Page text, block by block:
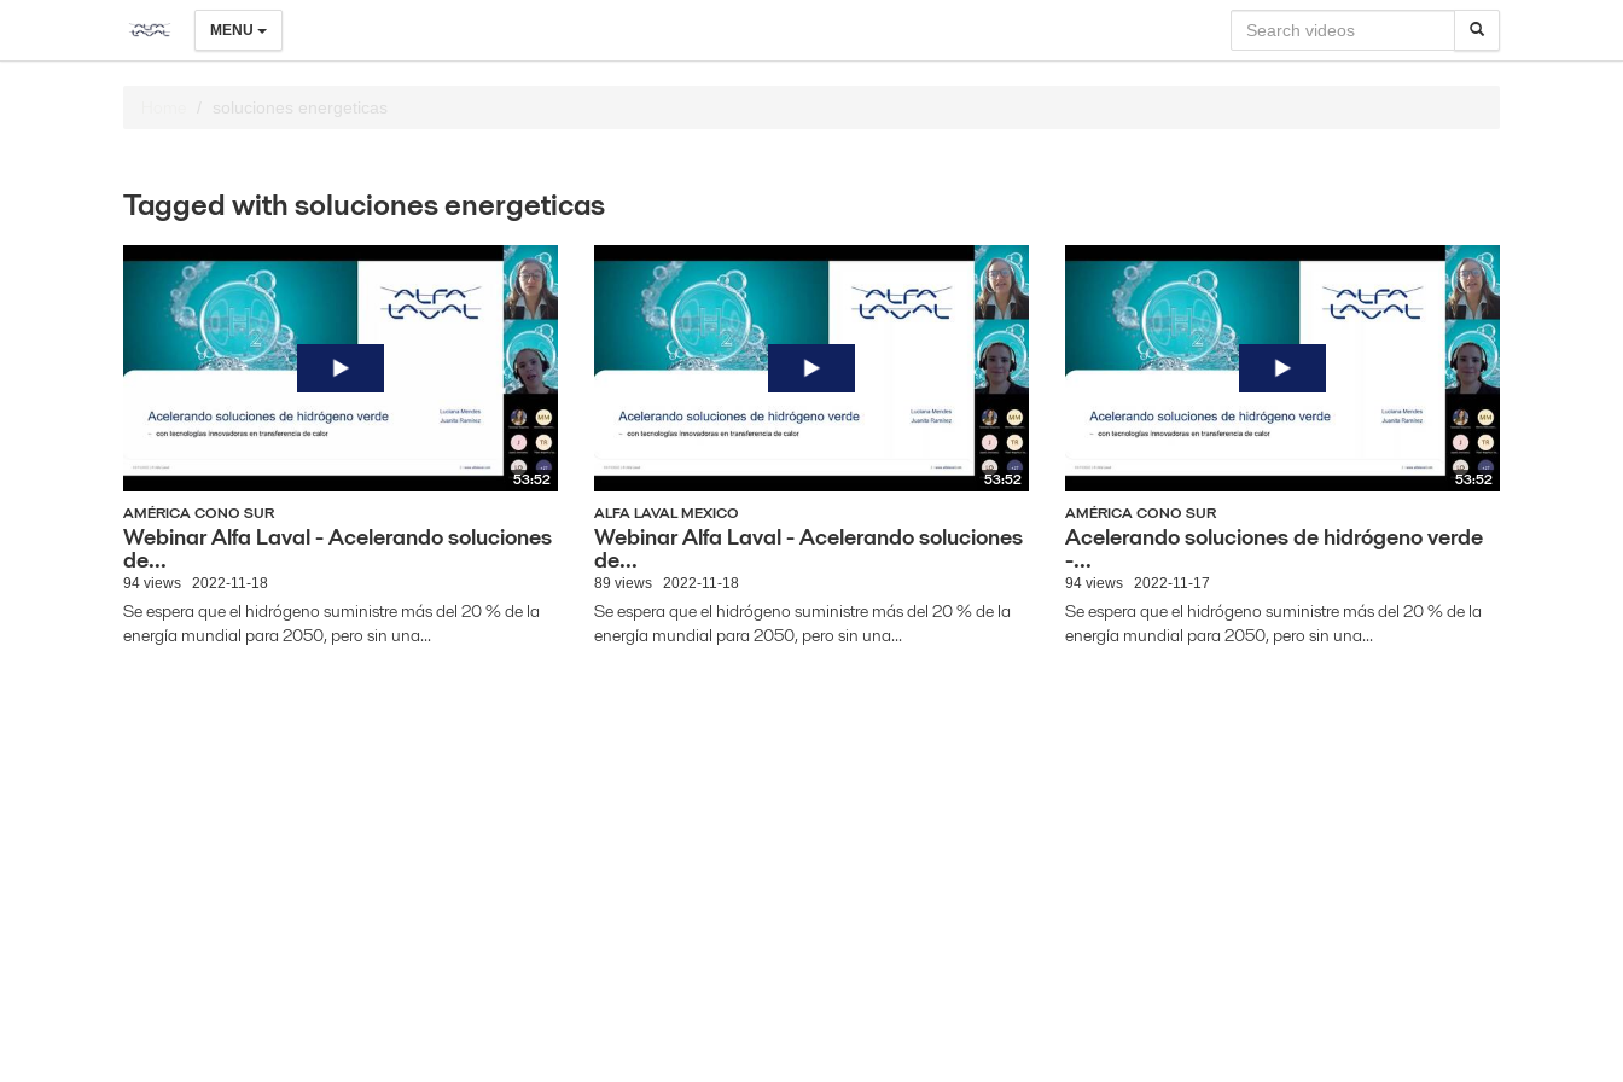
MENU
soluciones energeticas
Tagged with soluciones energeticas
53:52
AMÉRICA CONO SUR
Webinar Alfa Laval - Acelerando soluciones
de...
94 views 2022-11-18
Se espera que el hidrógeno suministre más del 20 % de la
energía mundial para 2050, pero sin una...
53:52
ALFA LAVAL MEXICO
Webinar Alfa Laval - Acelerando soluciones
de...
89 views 2022-11-18
Se espera que el hidrógeno suministre más del 20 % de la
energía mundial para 2050, pero sin una...
53:52
AMÉRICA CONO SUR
Acelerando soluciones de hidrógeno verde
-...
94 views 2022-11-17
Se espera que el hidrógeno suministre más del 20 % de la
energía mundial para 2050, pero sin una...